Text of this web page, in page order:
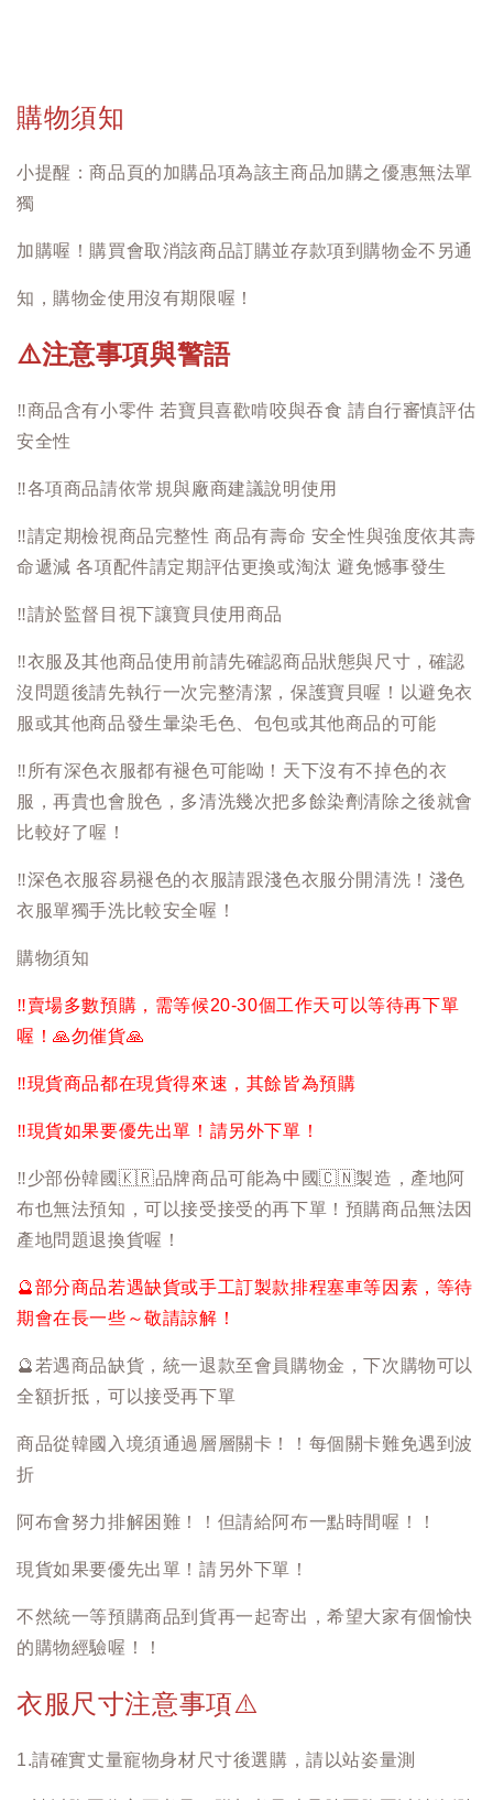
購物須知
小提醒：商品頁的加購品項為該主商品加購之優惠無法單
獨
加購喔！購買會取消該商品訂購並存款項到購物金不另通
知，購物金使用沒有期限喔！
⚠️注意事項與警語
‼️商品含有小零件 若寶貝喜歡啃咬與吞食 請自行審慎評估
安全性
‼️各項商品請依常規與廠商建議說明使用
‼️請定期檢視商品完整性 商品有壽命 安全性與強度依其壽
命遞減 各項配件請定期評估更換或淘汰 避免憾事發生
‼️請於監督目視下讓寶貝使用商品
‼️衣服及其他商品使用前請先確認商品狀態與尺寸，確認
沒問題後請先執行一次完整清潔，保護寶貝喔！以避免衣
服或其他商品發生暈染毛色、包包或其他商品的可能
‼️ 所有深色衣服都有褪色可能呦！天下沒有不掉色的衣
服，再貴也會脫色，多清洗幾次把多餘染劑清除之後就會
比較好了喔！
‼️深色衣服容易褪色的衣服請跟淺色衣服分開清洗！淺色
衣服單獨手洗比較安全喔！
購物須知
‼️賣場多數預購，需等候20-30個工作天可以等待再下單
喔！🙏勿催貨🙏
‼️現貨商品都在現貨得來速，其餘皆為預購
‼️現貨如果要優先出單！請另外下單！
‼️少部份韓國 🇰🇷品牌商品可能為中國🇨🇳製造，產地阿
布也無法預知，可以接受接受的再下單！預購商品無法因
產地問題退換貨喔！
🔮部分商品若遇缺貨或手工訂製款排程塞車等因素，等待
期會在長一些～敬請諒解！
🔮 若遇商品缺貨，統一退款至會員購物金，下次購物可以
全額折抵，可以接受再下單
商品從韓國入境須通過層層關卡！！每個關卡難免遇到波
折
阿布會努力排解困難！！但請給阿布一點時間喔！！
現貨如果要優先出單！請另外下單！
不然統一等預購商品到貨再一起寄出，希望大家有個愉快
的購物經驗喔！！
衣服尺寸注意事項⚠️
1.請確實丈量寵物身材尺寸後選購，請以站姿量測